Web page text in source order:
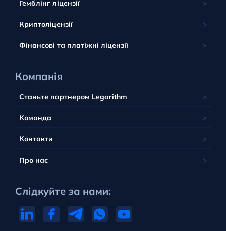
Гемблінг ліцензії
Криптоліцензії
Фінансові та платіжні ліцензії
Мальта
Польща
Тувалу
Вануату
Компанія
Станьте партнером Legarithm
Команда
Контакти
Про нас
Слідкуйте за нами: